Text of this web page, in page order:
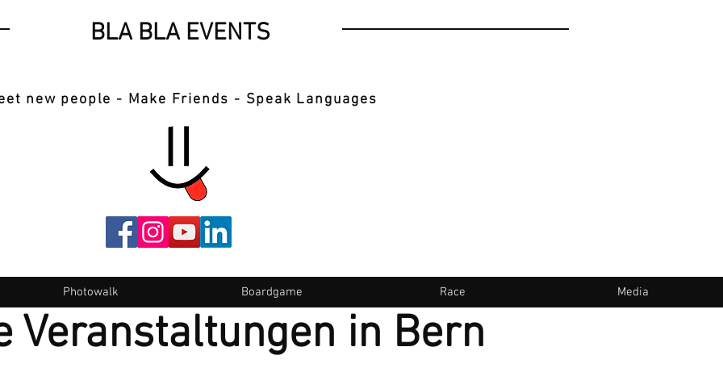
BLA BLA EVENTS
new people - Make Friends - Speak Languages
Photowalk Boardgame Race Media
Veranstaltungen in Bern